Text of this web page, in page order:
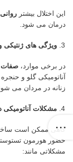
این اختلال بیشتر
درمان می شود.
ویژگی های ژنتیکی
در برخی موارد، صفات
آناتومیکی گلو و
زنانه در مردان می
مشکلات آناتومیکی
گاهی ممکن است
حضور هورمون
مشکلاتی مانند: